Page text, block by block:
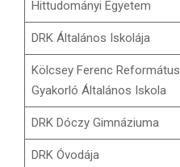
Hittudományi Egyetem
DRK Általános Iskolája
Kölcsey Ferenc Református
Gyakorló Általános Iskola
DRK Dóczy Gimnáziuma
DRK Óvodája